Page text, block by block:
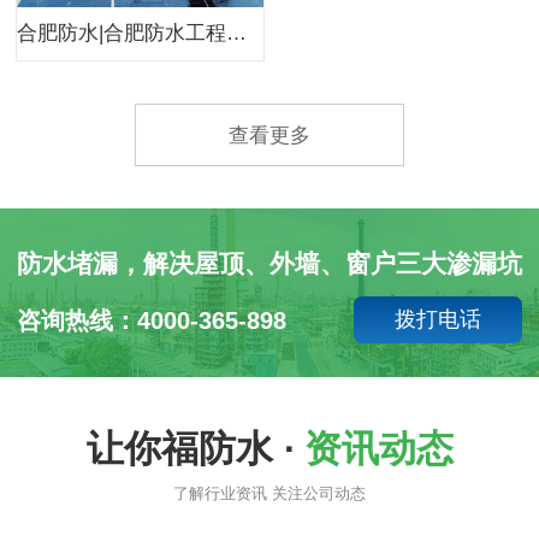
合肥防水|合肥防水工程公司|合肥小韩防水
查看更多
防水堵漏，解决屋顶、外墙、窗户三大渗漏坑
咨询热线：4000-365-898 拨打电话
让你福防水 · 资讯动态
了解行业资讯 关注公司动态